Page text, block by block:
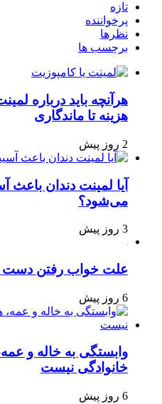
تازه
پرخواننده
نظرها
برچسب ها
هرآنچه باید درباره
هزینه تا ماندگاری
آیا لمینت دندان باعث
می‌شود؟
علت خواب رفتن دست
وابستگی به خاله و
خانوادگی نیست